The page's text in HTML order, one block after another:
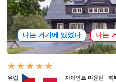
나는 거기에 있었다 나는
유럽 자이언트 마운틴 북